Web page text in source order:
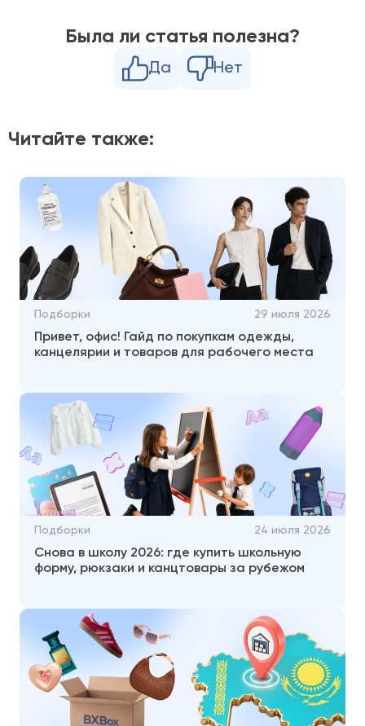
Была ли статья полезна?
Да Нет
Читайте также:
Подборки 29 июля 2026
Привет, офис! Гайд по покупкам одежды,
канцелярии и товаров для рабочего места
Подборки 24 июля 2026
Снова в школу 2026: где купить школьную
форму, рюкзаки и канцтовары за рубежом